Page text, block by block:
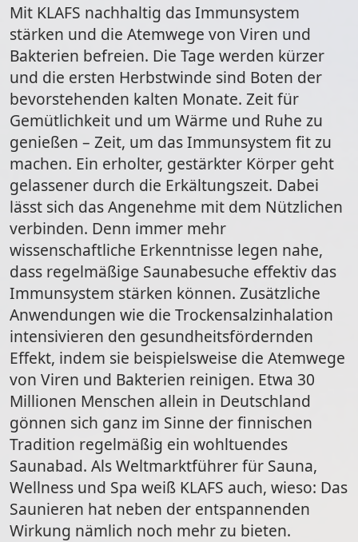
Mit KLAFS nachhaltig das Immunsystem
stärken und die Atemwege von Viren und
Bakterien befreien. Die Tage werden kürzer
und die ersten Herbstwinde sind Boten der
bevorstehenden kalten Monate. Zeit für
Gemütlichkeit und um Wärme und Ruhe zu
genießen – Zeit, um das Immunsystem fit zu
machen. Ein erholter, gestärkter Körper geht
gelassener durch die Erkältungszeit. Dabei
lässt sich das Angenehme mit dem Nützlichen
verbinden. Denn immer mehr
wissenschaftliche Erkenntnisse legen nahe,
dass regelmäßige Saunabesuche effektiv das
Immunsystem stärken können. Zusätzliche
Anwendungen wie die Trockensalzinhalation
intensivieren den gesundheitsfördernden
Effekt, indem sie beispielsweise die Atemwege
von Viren und Bakterien reinigen. Etwa 30
Millionen Menschen allein in Deutschland
gönnen sich ganz im Sinne der finnischen
Tradition regelmäßig ein wohltuendes
Saunabad. Als Weltmarktführer für Sauna,
Wellness und Spa weiß KLAFS auch, wieso: Das
Saunieren hat neben der entspannenden
Wirkung nämlich noch mehr zu bieten.